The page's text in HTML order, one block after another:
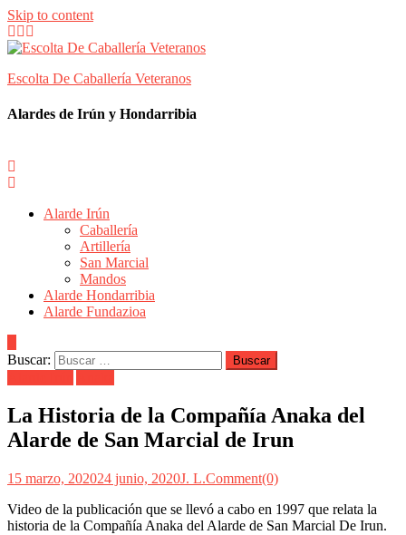
Skip to content
Escolta De Caballería Veteranos
Alardes de Irún y Hondarribia
Alarde Irún
Caballería
Artillería
San Marcial
Mandos
Alarde Hondarribia
Alarde Fundazioa
Buscar:
La Historia de la Compañía Anaka del
Alarde de San Marcial de Irun
15 marzo, 202024 junio, 2020J. L.Comment(0)
Video de la publicación que se llevó a cabo en 1997 que relata la
historia de la Compañía Anaka del Alarde de San Marcial De Irun.